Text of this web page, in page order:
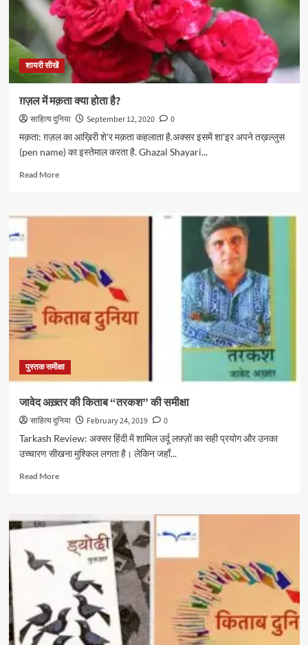
शायरी सीखें
ग़ज़ल में मक़ता क्या होता है?
साहित्य दुनिया September 12, 2020
0
मक़ता: ग़ज़ल का आख़िरी शे'र मक़ता कहलाता है.अक्सर इसमें शा'इर अपने तख़ल्लुस
(pen name) का इस्तेमाल करता है. Ghazal Shayari...
Read MoreRead
होता
है?
पुस्तक समीक्षा
जावेद अख़्तर की किताब “तरकश” की समीक्षा
साहित्य दुनिया February 24, 2019
0
Tarkash Review: अक्सर हिंदी में शामिल उर्दू लफ़्ज़ों का सही प्रयोग और उनका
उच्चारण सीखना मुश्किल लगता है। लेकिन जहाँ...
Read MoreRead
अख़्तर
किताब
समीक्षा